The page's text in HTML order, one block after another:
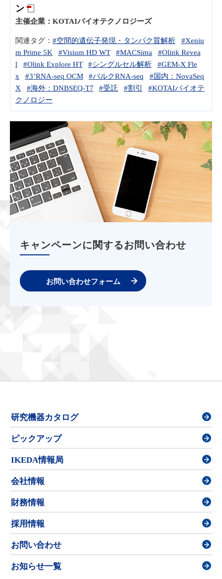
ン
主催企業： KOTAIバイオテクノロジーズ
関連タグ： #空間的遺伝子発現・タンパク質解析
#Xeniu
m Prime 5K
#Visium HD WT #MACSima
#Olink Revea
l
#Olink Explore HT #シングルセル解析
#GEM-X Fle
x
#3’RNA-seq OCM #バルクRNA-seq
#国内：NovaSeq
X
#海外：DNBSEQ-T7 #受託 #割引
#KOTAIバイオテ
クノロジー
キャンペーンに関するお問い合わせ
お問い合わせフォーム
研究機器カタログ
ピックアップ
IKEDA情報局
会社情報
財務情報
採用情報
お問い合わせ
お知らせ一覧